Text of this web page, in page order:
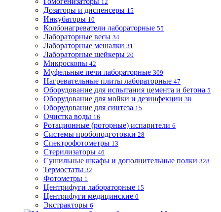
12
Дозаторы и диспенсеры 15
Инкубаторы 10
Колбонагреватели лабораторные 55
Лабораторные весы 34
Лабораторные мешалки 31
Лабораторные шейкеры 20
Микроскопы 42
Муфельные печи лабораторные 309
Нагревательные плиты лабораторные 47
Оборудование для испытания цемента и бетона 5
Оборудование для мойки и дезинфекции 38
Оборудование для синтеза 15
Очистка воды 16
Ротационные (роторные) испарители 6
Системы пробоподготовки 28
Спектрофотометры 13
Стерилизаторы 46
Сушильные шкафы и дополнительные полки 328
Термостаты 32
Фотометры 1
Центрифуги лабораторные 15
Центрифуги медицинские 0
Экстракторы 6